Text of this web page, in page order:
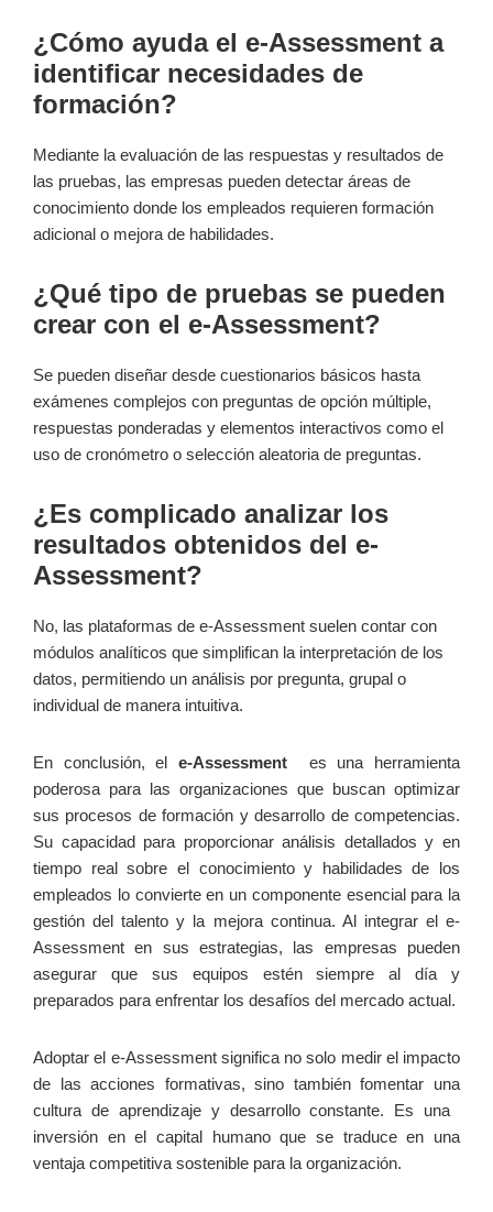
¿Cómo ayuda el e-Assessment a
identificar necesidades de
formación?
Mediante la evaluación de⁤ las ‌respuestas ⁣y ​resultados de
las pruebas, las empresas pueden detectar áreas de
conocimiento donde los ⁤empleados requieren formación
adicional o mejora ⁢de habilidades.
¿Qué tipo⁣ de pruebas se‍ pueden
crear con el e-Assessment?
Se pueden diseñar desde cuestionarios básicos hasta‍
exámenes ​complejos con preguntas de opción múltiple,
respuestas ponderadas y elementos interactivos como el
uso de cronómetro o selección​ aleatoria de preguntas.
¿Es complicado analizar los
resultados obtenidos⁤ del e-
Assessment?
No, las plataformas de e-Assessment suelen contar con
módulos analíticos que simplifican la interpretación de los
datos, permitiendo un ⁢análisis por pregunta, ⁢grupal o
individual de manera intuitiva.
En conclusión, ele-Assessment ⁢ es una herramienta
poderosa para las organizaciones ​que ‍buscan optimizar
sus procesos de formación y desarrollo de competencias.
Su capacidad ⁢para proporcionar análisis detallados y en
tiempo real sobre‍ el​ conocimiento y habilidades de los‌
empleados ⁣lo convierte en un componente esencial para la
‌gestión del talento y la mejora continua. Al integrar‍ el ⁢e-
Assessment⁤ en sus estrategias, las empresas pueden
asegurar ⁣que sus equipos estén siempre al día y​
preparados para enfrentar los desafíos del mercado actual.
Adoptar el⁣ e-Assessment significa no solo medir el impacto
de las acciones formativas, sino también‌ fomentar una
cultura de aprendizaje y desarrollo constante. Es una ​
inversión en el capital⁢ humano que se traduce en⁤ una
ventaja competitiva sostenible para la organización.